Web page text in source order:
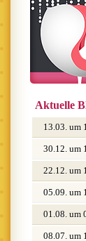
Aktuelle
13.03. um
30.12. um
22.12. um
05.09. um
01.08. um
08.07. um